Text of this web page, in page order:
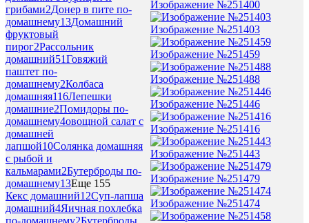
грибами2Донер в пите по-
домашнему13Домашний
фруктовый
пирог2Рассольник
домашний51Говяжий
паштет по-
домашнему2Колбаса
домашняя116Лепешки
домашние2Помидоры по-
домашнему4овощной салат с
домашней
лапшой10Солянка домашняя
с рыбой и
кальмарами2Бутерброды по-
домашнему13Еще 155
Кекс домашний12Суп-лапша
домашний4Яичная похлебка
Изображение №251400
Изображение №251403
Изображение №251459
Изображение №251488
Изображение №251446
Изображение №251416
Изображение №251443
Изображение №251479
Изображение №251474